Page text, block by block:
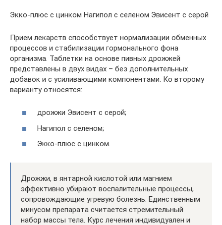
Экко-плюс с цинком Нагипол с селеном Эвисент с серой
Прием лекарств способствует нормализации обменных
процессов и стабилизации гормонального фона
организма. Таблетки на основе пивных дрожжей
представлены в двух видах – без дополнительных
добавок и с усиливающими компонентами. Ко второму
варианту относятся:
дрожжи Эвисент с серой;
Нагипол с селеном;
Экко-плюс с цинком.
Дрожжи, в янтарной кислотой или магнием
эффективно убирают воспалительные процессы,
сопровождающие угревую болезнь. Единственным
минусом препарата считается стремительный
набор массы тела. Курс лечения индивидуален и